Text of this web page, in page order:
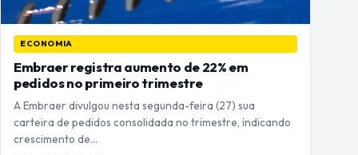
ECONOMIA
Embraer registra aumento de 22% em
pedidos no primeiro trimestre
A Embraer divulgou nesta segunda-feira (27) sua
carteira de pedidos consolidada no trimestre, indicando
crescimento de…